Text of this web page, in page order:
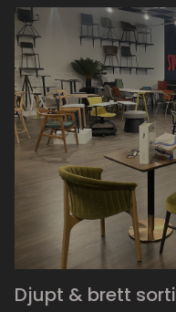
Djupt & brett